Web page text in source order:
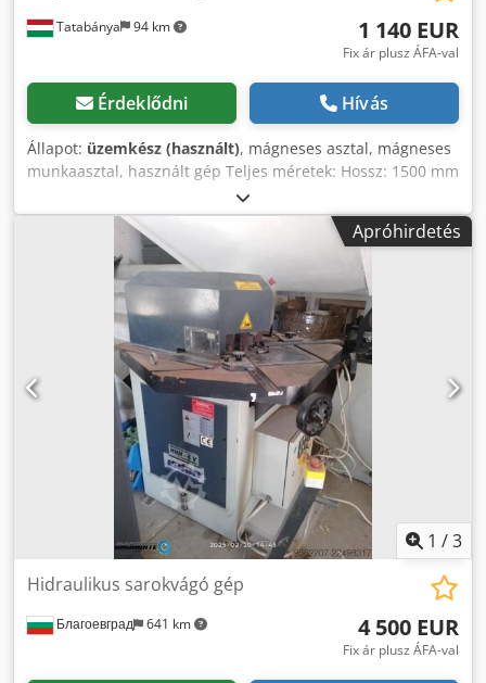
Tatabánya 94 km 1 140 EUR
Fix ár plusz ÁFA-val
Érdeklődni Hívás
Állapot: üzemkész (használt), mágneses asztal, mágneses
munkaasztal, használt gép Teljes méretek: Hossz: 1500 mm
Szélesség: 500 mm Magasság: 80 mm Súly: 420 kg
Elektromos specifikációk: 55V DC Credpfju T H Nnox Altsf
Apróhirdetés
1 /3
Благоевград 641 km
Hidraulikus sarokvágó gép
4 500 EUR
Fix ár plusz ÁFA-val